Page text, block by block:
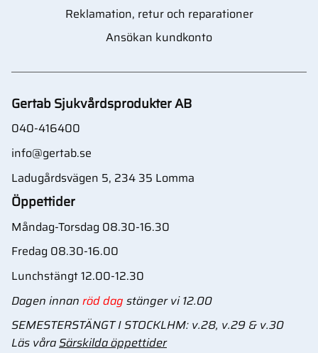
Reklamation, retur och reparationer
Ansökan kundkonto
Gertab Sjukvårdsprodukter AB
040-416400
info@gertab.se
Ladugårdsvägen 5, 234 35 Lomma
Öppettider
Måndag-Torsdag 08.30-16.30
Fredag 08.30-16.00
Lunchstängt 12.00-12.30
Dagen innan röd dag stänger vi 12.00
SEMESTERSTÄNGT I STOCKLHM: v.28, v.29 & v.30
Läs våraSärskilda öppettider